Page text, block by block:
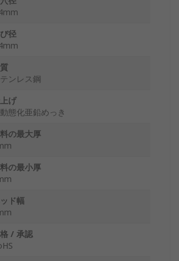
径
ンレス鋼
げ
態化亜鉛めっき
の最大厚
の最小厚
ド幅
/ 承認